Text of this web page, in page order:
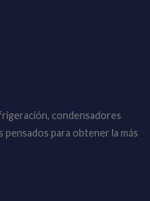
condensadores
para obtener la más